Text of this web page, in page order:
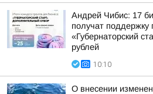
Андрей Чибис: 17
получат поддержку
«Губернаторский
рублей
10:10
О внесении